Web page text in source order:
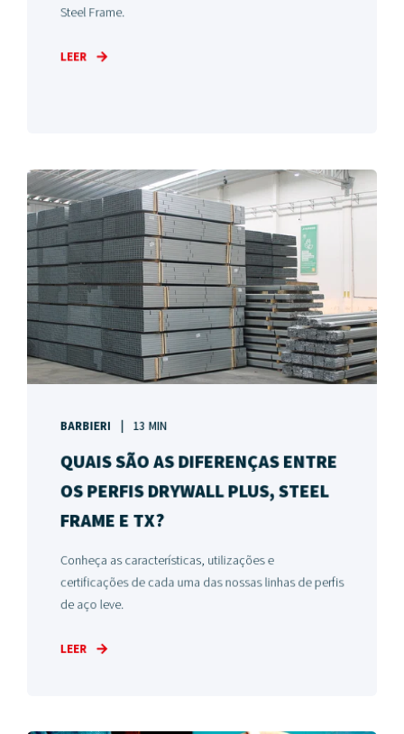
Steel Frame.
LEER
BARBIERI 13 MIN
QUAIS SÃO AS DIFERENÇAS ENTRE
OS PERFIS DRYWALL PLUS, STEEL
FRAME E TX?
Conheça as características, utilizações e
certificações de cada uma das nossas linhas de perfis
de aço leve.
LEER